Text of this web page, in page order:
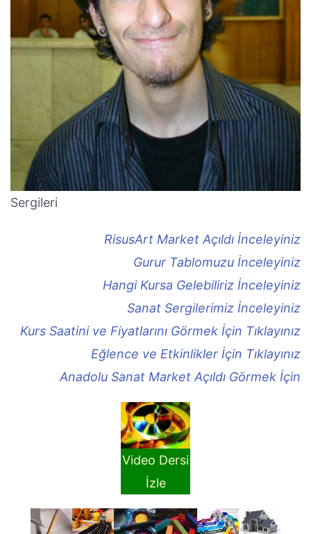
Sergileri
RisusArt Market Açıldı İnceleyiniz
Gurur Tablomuzu İnceleyiniz
Hangi Kursa Gelebiliriz İnceleyiniz
Sanat Sergilerimiz İnceleyiniz
Kurs Saatini ve Fiyatlarını Görmek İçin Tıklayınız
Eğlence ve Etkinlikler İçin Tıklayınız
Anadolu Sanat Market Açıldı Görmek İçin
Video Dersi
İzle